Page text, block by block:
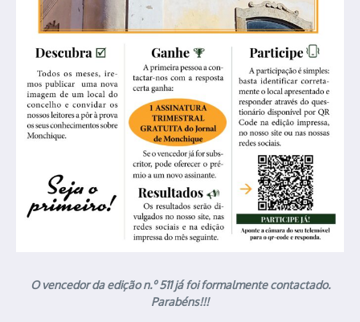
O vencedor da edição n.º 511 já foi formalmente contactado.
Parabéns!!!